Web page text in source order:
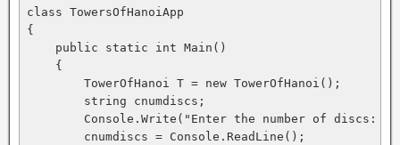
class TowersOfHanoiApp
{
    public static int Main()
    {
        TowerOfHanoi T = new TowerOfHanoi();
        string cnumdiscs;
Console.Write("Enter the number of discs:
        cnumdiscs = Console.ReadLine();